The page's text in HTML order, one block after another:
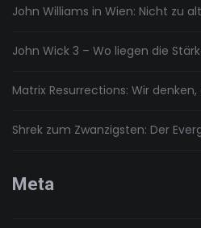
John Williams in Wien: Nicht zu
John Wick 3 – Wo liegen die
Matrix Resurrections: Wir denken,
Shrek zum Zwanzigsten: Der
Meta